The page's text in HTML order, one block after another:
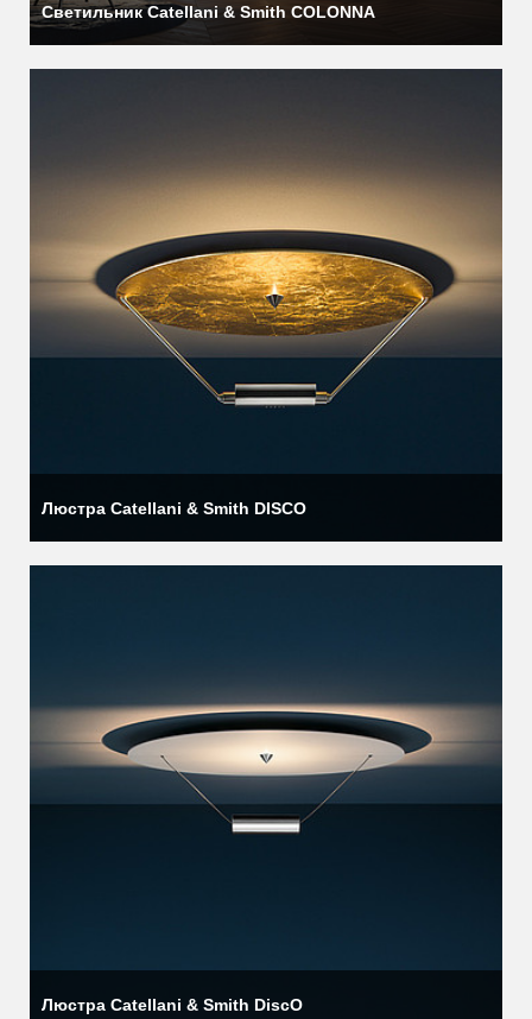
Светильник Catellani & Smith COLONNA
Люстра Catellani & Smith DISCO
Люстра Catellani & Smith DiscO